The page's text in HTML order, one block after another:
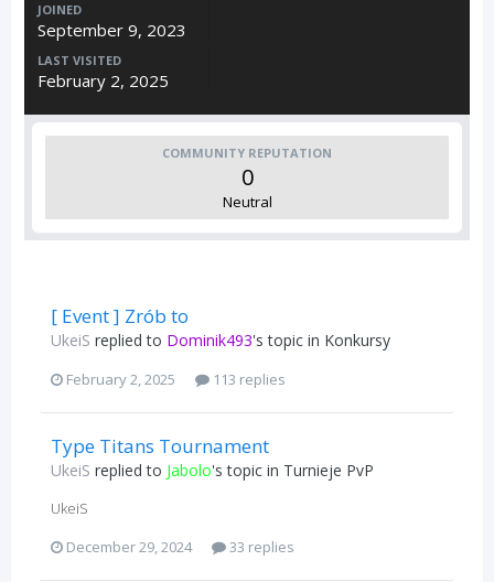
JOINED
September 9, 2023
LAST VISITED
February 2, 2025
COMMUNITY REPUTATION
0
Neutral
[ Event ] Zrób to
UkeiS replied to Dominik493's topic in Konkursy
February 2, 2025 113 replies
Type Titans Tournament
UkeiS replied to Jabolo's topic in Turnieje PvP
UkeiS
December 29, 2024
33 replies